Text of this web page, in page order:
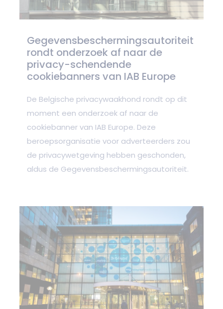
Gegevensbeschermingsautoriteit
rondt onderzoek af naar de
privacy-schendende
cookiebanners van IAB Europe
De Belgische privacywaakhond rondt op dit
moment een onderzoek af naar de
cookiebanner van IAB Europe. Deze
beroepsorganisatie voor adverteerders zou
de privacywetgeving hebben geschonden,
aldus de Gegevensbeschermingsautoriteit.